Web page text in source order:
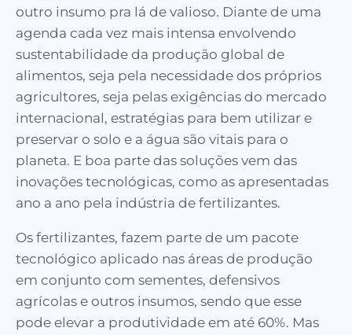
outro insumo pra lá de valioso. Diante de uma
agenda cada vez mais intensa envolvendo
sustentabilidade da produção global de
alimentos, seja pela necessidade dos próprios
agricultores, seja pelas exigências do mercado
internacional, estratégias para bem utilizar e
preservar o solo e a água são vitais para o
planeta. E boa parte das soluções vem das
inovações tecnológicas, como as apresentadas
ano a ano pela indústria de fertilizantes.
Os fertilizantes, fazem parte de um pacote
tecnológico aplicado nas áreas de produção
em conjunto com sementes, defensivos
agrícolas e outros insumos, sendo que esse
pode elevar a produtividade em até 60%. Mas